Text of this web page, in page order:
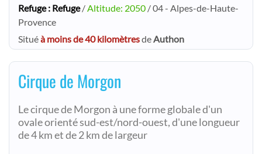
Refuge : Refuge/Altitude: 2050 / 04 - Alpes-de-Haute-
Provence
Situéà moins de 40 kilomètresdeAuthon
Cirque de Morgon
Le cirque de Morgon à une forme globale d'un
ovale orienté sud-est/nord-ouest, d'une longueur
de 4 km et de 2 km de largeur